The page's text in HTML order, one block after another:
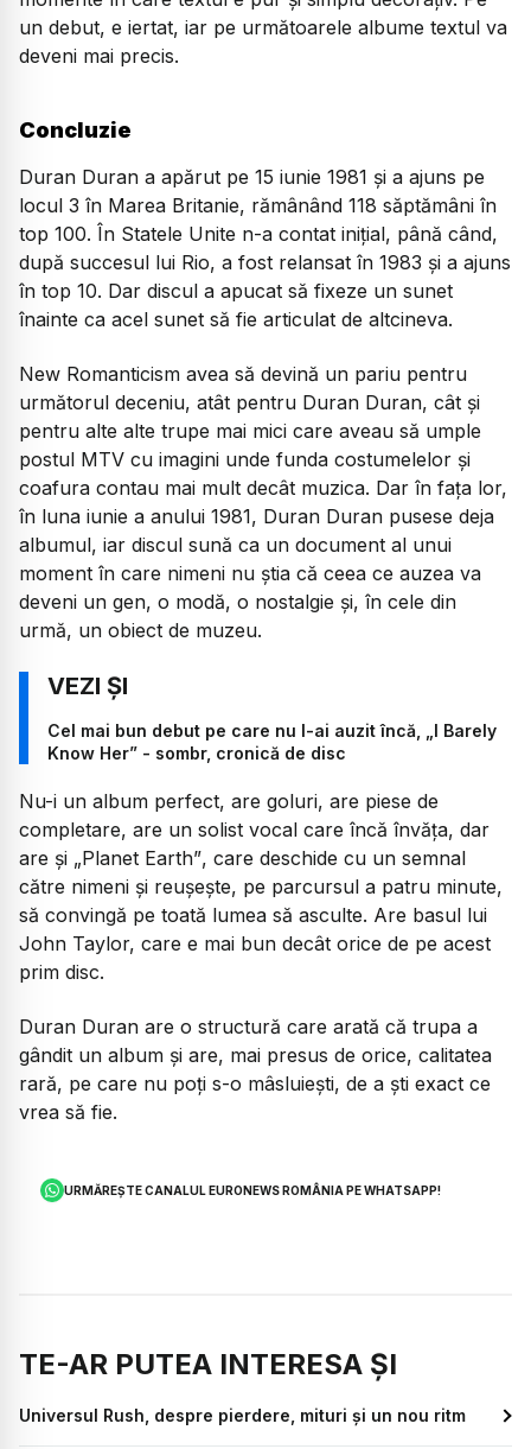
un debut, e iertat, iar pe următoarele albume textul va
deveni mai precis.
Concluzie
Duran Duran a apărut pe 15 iunie 1981 şi a ajuns pe
locul 3 în Marea Britanie, rămânând 118 săptămâni în
top 100. În Statele Unite n-a contat inițial, până când,
după succesul lui Rio, a fost relansat în 1983 şi a ajuns
în top 10. Dar discul a apucat să fixeze un sunet
înainte ca acel sunet să fie articulat de altcineva.
New Romanticism avea să devină un pariu pentru
următorul deceniu, atât pentru Duran Duran, cât și
pentru alte alte trupe mai mici care aveau să umple
postul MTV cu imagini unde funda costumelelor și
coafura contau mai mult decât muzica. Dar în fața lor,
în luna iunie a anului 1981, Duran Duran pusese deja
albumul, iar discul sună ca un document al unui
moment în care nimeni nu ştia că ceea ce auzea va
deveni un gen, o modă, o nostalgie şi, în cele din
urmă, un obiect de muzeu.
Cel mai bun debut pe care nu l-ai auzit încă, „I Barely
Know Her” - sombr, cronică de disc
Nu-i un album perfect, are goluri, are piese de
completare, are un solist vocal care încă învăța, dar
are şi „Planet Earth”, care deschide cu un semnal
către nimeni şi reuşeşte, pe parcursul a patru minute,
să convingă pe toată lumea să asculte. Are basul lui
John Taylor, care e mai bun decât orice de pe acest
prim disc.
Duran Duran are o structură care arată că trupa a
gândit un album și are, mai presus de orice, calitatea
rară, pe care nu poți s-o mâsluiești, de a şti exact ce
vrea să fie.
URMĂREȘTE CANALUL EURONEWS ROMÂNIA PE WHATSAPP!
TE-AR PUTEA INTERESA ȘI
Universul Rush, despre pierdere, mituri și un nou ritm